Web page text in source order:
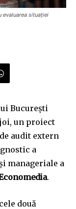
evaluarea situației
București
un proiect
audit extern
a
manageriale a
.
două